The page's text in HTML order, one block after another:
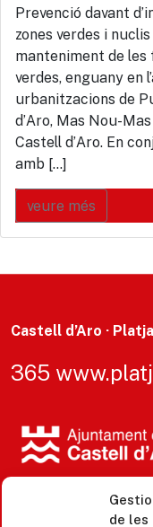
de
Prevenció davant
zones verdes i
manteniment de les
verdes, enguany en
urbanitzacions de
d’Aro, Mas Nou-
Castell d’Aro. En
amb […]
veure més
Castell d’Aro · Platja
365